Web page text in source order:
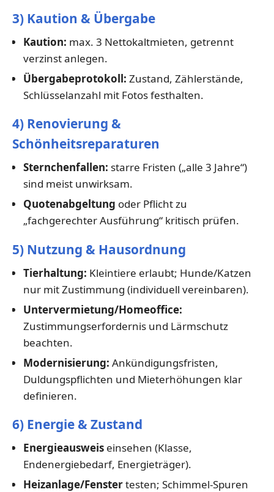
3) Kaution & Übergabe
Kaution: max. 3 Nettokaltmieten, getrennt
verzinst anlegen.
Übergabeprotokoll: Zustand, Zählerstände,
Schlüsselanzahl mit Fotos festhalten.
4) Renovierung &
Schönheitsreparaturen
Sternchenfallen: starre Fristen („alle 3 Jahre“)
sind meist unwirksam.
Quotenabgeltung oder Pflicht zu
„fachgerechter Ausführung“ kritisch prüfen.
5) Nutzung & Hausordnung
Tierhaltung: Kleintiere erlaubt; Hunde/Katzen
nur mit Zustimmung (individuell vereinbaren).
Untervermietung/Homeoffice:
Zustimmungserfordernis und Lärmschutz
beachten.
Modernisierung: Ankündigungsfristen,
Duldungspflichten und Mieterhöhungen klar
definieren.
6) Energie & Zustand
Energieausweiseinsehen (Klasse,
Endenergiebedarf, Energieträger).
Heizanlage/Fenstertesten; Schimmel-Spuren